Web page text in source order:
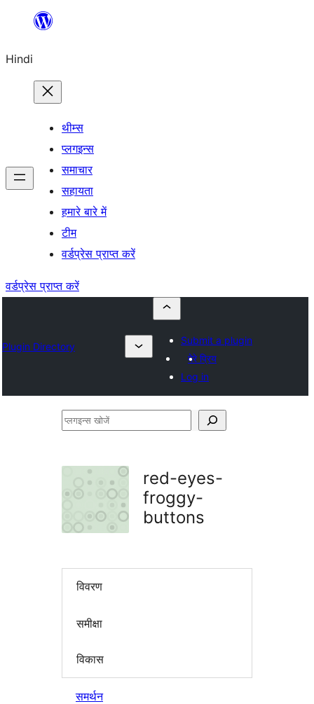
सामग्री
जाएं
Hindi
थीम्स
प्लगइन्स
समाचार
सहायता
हमारे बारे में
टीम
वर्डप्रेस प्राप्त करें
वर्डप्रेस प्राप्त करें
Plugin Directory
Submit a plugin
मेरे प्रिय
Log in
प्लगइन्स
red-eyes-
froggy-
buttons
विवरण
समीक्षा
विकास
समर्थन